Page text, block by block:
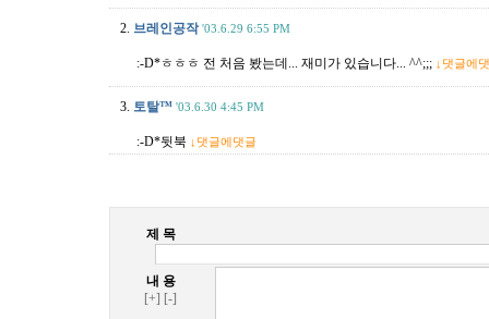
2. 브레인공작 '03.6.29 6:55 PM
:-D*ㅎㅎㅎ 전 처음 봤는데... 재미가 있습니다... ^^;;; ↓댓글에
3. 토탈™ '03.6.30 4:45 PM
:-D*뒷북 ↓댓글에댓글
제 목
내 용
[+] [-]